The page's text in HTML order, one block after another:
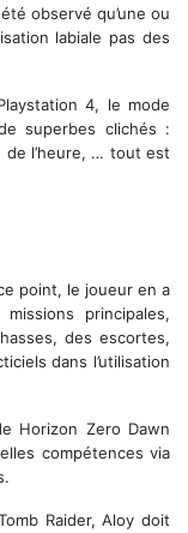
observé qu’une ou
labiale pas des
4, le mode
superbes clichés :
de l’heure, … tout est
point, le joueur en a
principales,
des escortes,
dans l’utilisation
Horizon Zero Dawn
compétences via
Raider, Aloy doit